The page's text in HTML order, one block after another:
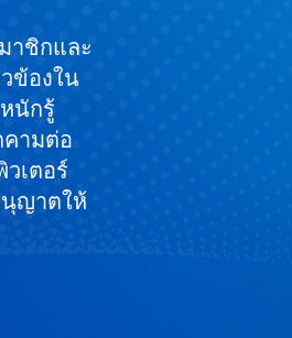
าชิกและ
ข้องใน
นักรู้
คามต่อ
เตอร์
ญาตให้